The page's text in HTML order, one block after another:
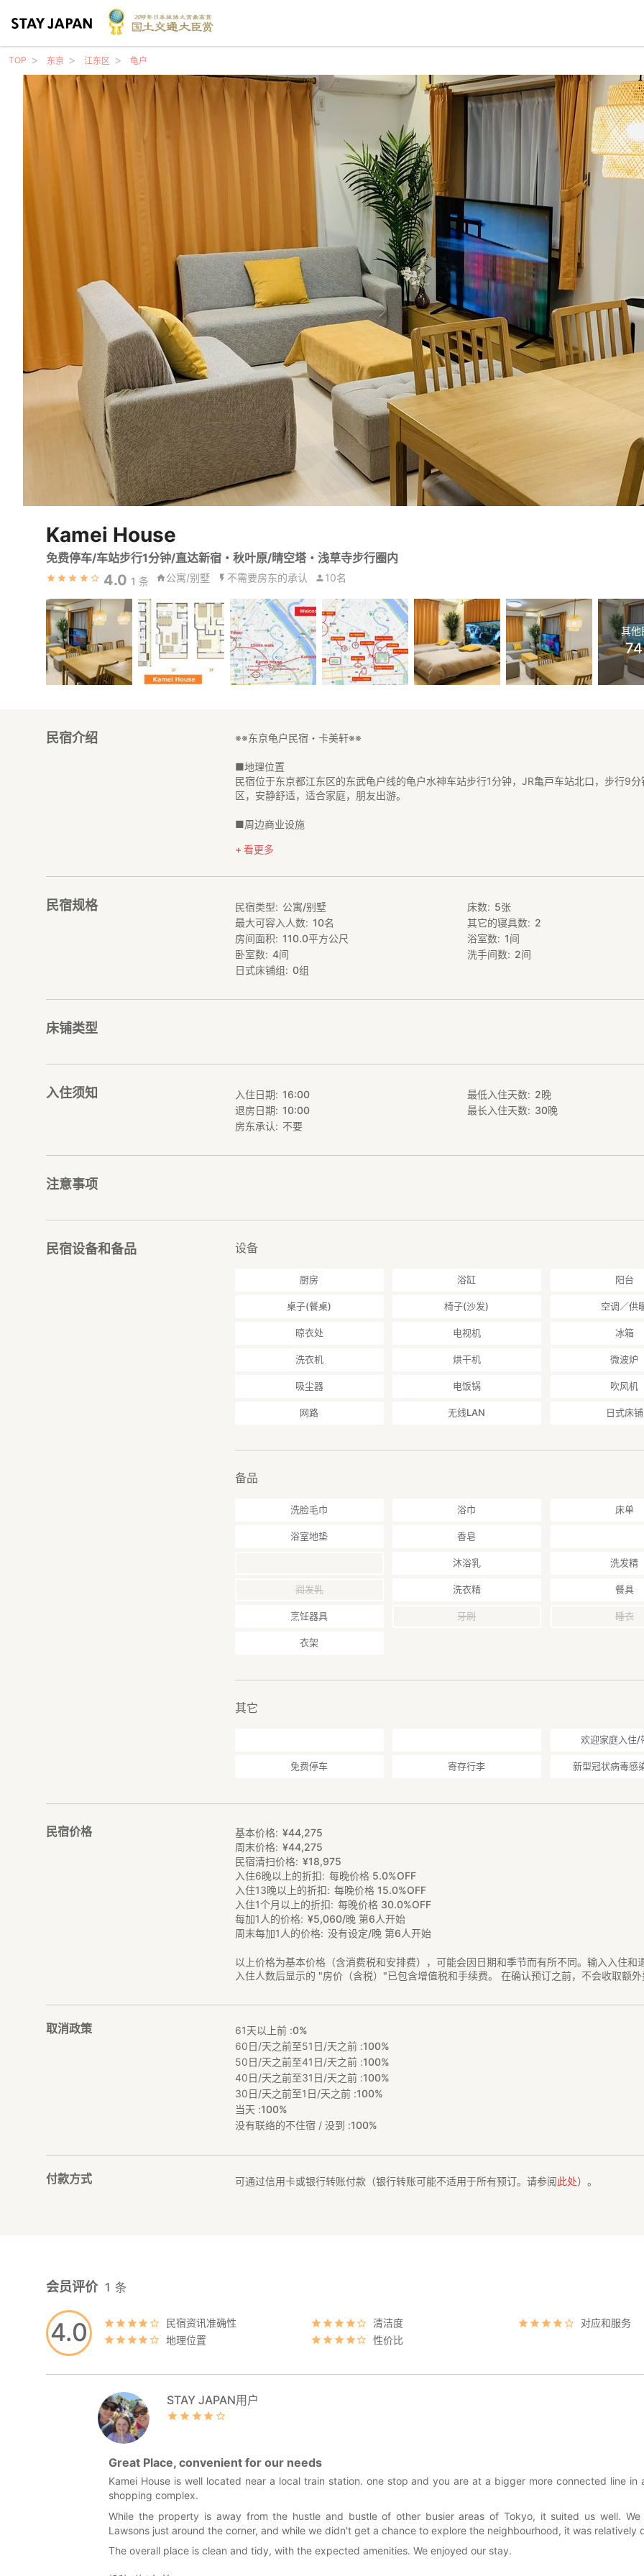
TOP 东京 江东区 龟户
Kamei House
免费停车/车站步行1分钟/直达新宿・秋叶原/晴空塔・浅草寺步行圈内
4.0 1 条 公寓/别墅 不需要房东的承认 10名
其他
民宿介绍 ※※东京龟户民宿・卡美轩※※
■地理位置
民宿位于东京都江东区的东武龟户线的龟户水神车站步行1分钟，JR亀戸车站北口，步行9分
区，安静舒适，适合家庭，朋友出游。
■周边商业设施
・24小时便利店（罗森便利店），步行1分钟。
・龟户5丁目中央大道商业街，步行7分钟。东西走向，全长660米，这里有面向市民的最便
菜批发市场，价格优惠，除了龟户本地市民，也有来自其他市区的市民前来购物。还有面包
屋，各种杂货店，还有中华料理店，以及面向中国同胞的中国物产店。
・Atre购物中心，步行9分钟。位于JR龟户车站站内。龟户车站附近也有很多饮食店和其他的
・龟户香取胜运商店街，步行9分钟。南北走向，全长1300米，这条商业街是进入香取神社
感受一下吧。
・东京中央公园，步行2分钟。总面积10万3千平方米，公园四季各有美景，是观赏樱花的著
・旧中川，步行3分钟。位于中央公园的东侧，每到樱花和紫阳花盛开的季节，就会有很多游
花，想要早一步体验东京的春季，请来旧中川，站在这里的互助桥上，可以清楚的拍摄到东
空塔）。河畔沿岸绿道，景色相当美丽，傍晚的夕阳也很美，房东极力推荐。
利，比赛成功夺冠都会来这里，但这里不止是祈求体育运动胜利，也可以祈求其他方面胜利
三月份里是一片难得一见的美景。这里也是有名的赏藤胜地，有“东京第一赏藤胜地”之美称，
长度达到一米多而著称，被誉为“龟户五尺藤”。如果说香取神社是“武”，那么龟户天神社就是“
神，祈愿水患不再发生。
总武线，到达东京17分钟, 秋叶原10分钟, 两国5分钟，有乐町(银座)22分钟，滨松町(东京塔
钟, 迪斯尼乐园48分钟，羽田机场58分钟, 成田机场1小时27分钟，横滨55分钟, 镰仓84分钟
民宿为独幢3层楼，4室1厅，总面积110平方米，坐北朝南，建筑物东西两侧没有其他民宅紧
室都有2扇窗户，通风采光极佳。
1楼为1个卧室（2个单人床），1个卫生间，1个洗面台和浴室。
3楼为3个卧室（每个卧室都配备1个双人床）。1个洗面台。
家用电器一应俱全，可提供固定光网WIFI，2楼的书房还有配有网线。玄关门口和停车位都有
看更多
民宿规格 民宿类型
公寓/别墅
最大可容入人数
10名
房间面积
110.0平方公尺
卧室数
4间
日式床铺组
0组
床数 5张
其它的寝具数
2
浴室数
1间
洗手间数
2间
床铺类型
入住须知 入住日期
16:00
退房日期
10:00
房东承认
不要
最低入住天数 2晚
最长入住天数
30晚
注意事项
民宿设备和备品 设备
厨房 浴缸 阳台
桌子(餐桌) 椅子(沙发) 空调／供
晾衣处 电视机 冰箱
洗衣机 烘干机 微波炉
吸尘器 电饭锅 吹风机
网路 无线LAN 日式床铺
备品
洗脸毛巾 浴巾 床单
浴室地垫 香皂
沐浴乳 洗发精
润发乳 洗衣精 餐具
烹饪器具 牙刷 睡衣
衣架
其它
欢迎家庭入住/
免费停车 寄存行李 新型冠状病毒感
民宿价格 基本价格 ¥44,275
周末价格
¥44,275
民宿清扫价格
¥18,975
入住6晚以上的折扣
每晚价格 5.0%OFF
入住13晚以上的折扣
每晚价格 15.0%OFF
入住1个月以上的折扣
每晚价格 30.0%OFF
每加1人的价格
¥5,060/晚 第6人开始
周末每加1人的价格
没有设定/晚 第6人开始
以上价格为基本价格（含消费税和安排费），可能会因日期和季节而有所不同。输入入住和
入住人数后显示的 "房价（含税）"已包含增值税和手续费。 在确认预订之前，不会收取额外
取消政策 61天以上前 :0%
60日/天之前至51日/天之前 :100%
50日/天之前至41日/天之前 :100%
40日/天之前至31日/天之前 :100%
30日/天之前至1日/天之前 :100%
当天 :100%
没有联络的不住宿 / 没到 :100%
付款方式 可通过信用卡或银行转账付款（银行转账可能不适用于所有预订。请参阅此处）。
4.0
会员评价 1 条
民宿资讯准确性 清洁度
对应和服务
地理位置
性价比
STAY JAPAN用户
Great Place, convenient for our needs
Kamei House is well located near a local train station. one stop and you are at a bigger more connected line in
shopping complex.
While the property is away from the hustle and bustle of other busier areas of Tokyo, it suited us well.
Lawsons just around the corner, and while we didn't get a chance to explore the neighbourhood, it was relatively
The overall place is clean and tidy, with the expected amenities. We enjoyed our stay.